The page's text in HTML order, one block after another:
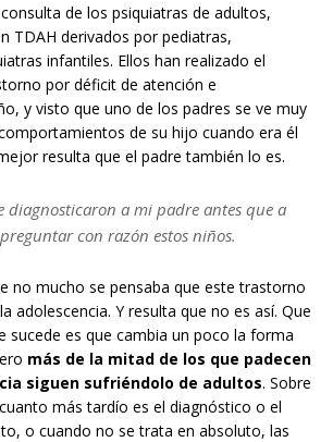
de los psiquiatras de adultos,
TDAH derivados por pediatras,
infantiles. Ellos han realizado el
por déficit de atención e
y visto que uno de los padres se ve muy
de su hijo cuando era él
resulta que el padre también lo es.
diagnosticaron a mi padre antes que a
con razón estos niños.
no mucho se pensaba que este trastorno
adolescencia. Y resulta que no es así. Que
sucede es que cambia un poco la forma
más de la mitad de los que padecen
siguen sufriéndolo de adultos. Sobre
más tardío es el diagnóstico o el
o cuando no se trata en absoluto, las